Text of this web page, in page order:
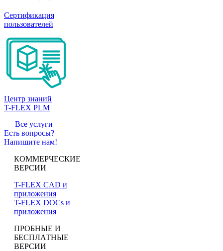
Сертификация
пользователей
Центр знаний
T-FLEX PLM
Все услуги
Есть вопросы?
Напишите нам!
КОММЕРЧЕСКИЕ
ВЕРСИИ
T-FLEX CAD и
приложения
T-FLEX DOCs и
приложения
ПРОБНЫЕ И
БЕСПЛАТНЫЕ
ВЕРСИИ